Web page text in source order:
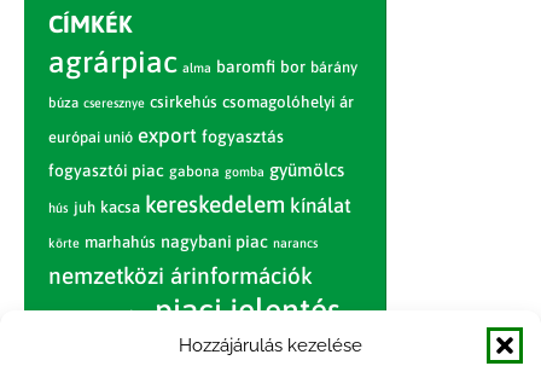
Hozzájárulás kezelése
CÍMKÉK
agrárpiac alma baromfi bor bárány
búza cseresznye csirkehús csomagolóhelyi ár
európai unió export fogyasztás
fogyasztói piac gabona gomba gyümölcs
hús juh kacsa kereskedelem kínálat
körte marhahús nagybani piac narancs
nemzetközi árinformációk
piac piaci jelentés
sertés sertéshús